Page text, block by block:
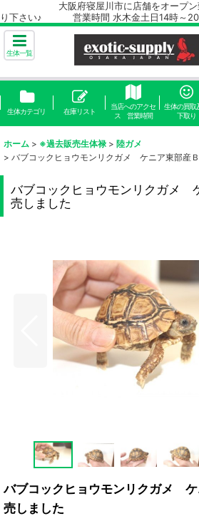
大阪府寝屋川市に店舗をオープン致
り下さい♪ 営業時間 水木金土日14時～
生体一覧
生体カテゴリ 在庫リスト
当店へのアクセ
ス 営業時間
生体の買取
下取り
ホーム > ※過去販売生体禄 > 陸ガメ
> バブコックヒョウモンリクガメ ケニア東部産
バブコックヒョウモンリクガメ
売しました
バブコックヒョウモンリクガメ
売しました